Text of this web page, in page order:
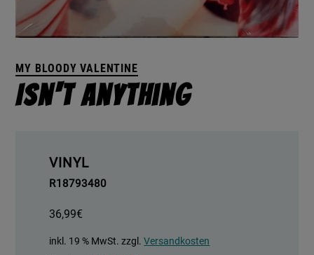
MY BLOODY VALENTINE
Isn't Anything
VINYL
R18793480
36,99€
inkl. 19 % MwSt. zzgl.Versandkosten